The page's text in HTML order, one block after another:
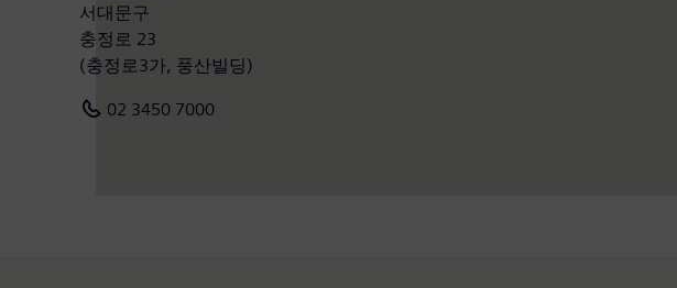
서대문구
충정로 23
(충정로3가, 풍산빌딩)
02 3450 7000